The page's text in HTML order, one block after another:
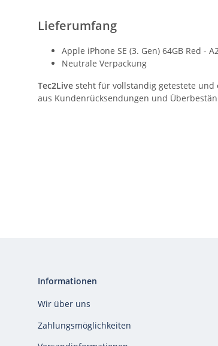
Lieferumfang
Apple iPhone SE (3. Gen) 64GB Red -
Neutrale Verpackung
Tec2Live steht für vollständig getestete und
aus Kundenrücksendungen und
Informationen
Wir über uns
Zahlungsmöglichkeiten